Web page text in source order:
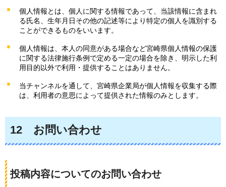
個人情報とは、個人に関する情報であって、当該情報に含まれ
る氏名、生年月日その他の記述等により特定の個人を識別する
ことができるものをいいます。
個人情報は、本人の同意がある場合など宮崎県個人情報の保護
に関する法律施行条例で定める一定の場合を除き、明示した利
用目的以外で利用・提供することはありません。
当チャンネルを通して、宮崎県企業局が個人情報を収集する際
は、利用者の意思によって提供された情報のみとします。
12 お問い合わせ
投稿内容についてのお問い合わせ